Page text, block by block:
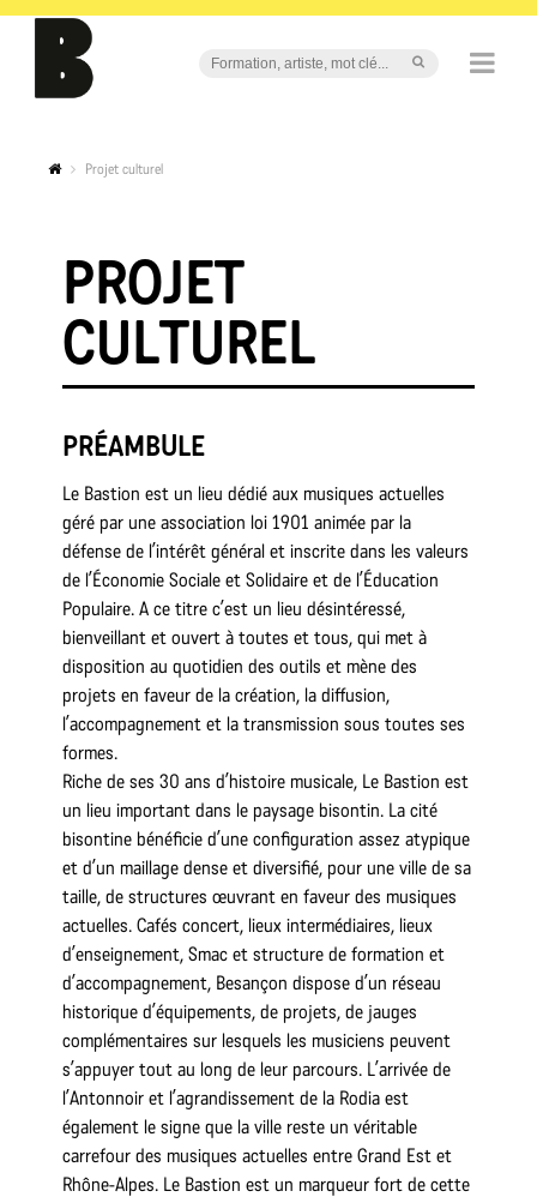
Projet culturel
PROJET
CULTUREL
PRÉAMBULE
Le Bastion est un lieu dédié aux musiques actuelles
géré par une association loi 1901 animée par la
défense de l’intérêt général et inscrite dans les valeurs
de l’Économie Sociale et Solidaire et de l’Éducation
Populaire. A ce titre c’est un lieu désintéressé,
bienveillant et ouvert à toutes et tous, qui met à
disposition au quotidien des outils et mène des
projets en faveur de la création, la diffusion,
l’accompagnement et la transmission sous toutes ses
formes.
Riche de ses 30 ans d’histoire musicale, Le Bastion est
un lieu important dans le paysage bisontin. La cité
bisontine bénéficie d’une configuration assez atypique
et d’un maillage dense et diversifié, pour une ville de sa
taille, de structures œuvrant en faveur des musiques
actuelles. Cafés concert, lieux intermédiaires, lieux
d’enseignement, Smac et structure de formation et
d’accompagnement, Besançon dispose d’un réseau
historique d’équipements, de projets, de jauges
complémentaires sur lesquels les musiciens peuvent
s’appuyer tout au long de leur parcours. L’arrivée de
l’Antonnoir et l’agrandissement de la Rodia est
également le signe que la ville reste un véritable
carrefour des musiques actuelles entre Grand Est et
Rhône-Alpes. Le Bastion est un marqueur fort de cette